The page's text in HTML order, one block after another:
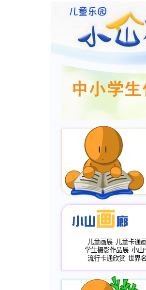
儿童画展 儿童卡通
学生摄影作品展 小山
流行卡通欣赏 世界